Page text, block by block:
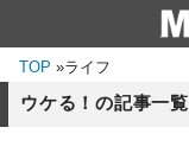
TOP »ライフ
ウケる！の記事一覧